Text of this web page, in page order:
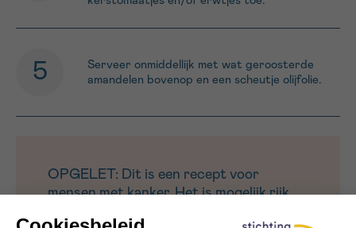
Serveer onmiddellijk met wat geroosterde
amandelen bovenop en een scheutje olijfolie.
OPGELET: Dit is een recept voor
mensen met kanker. Het is mogelijk rijk